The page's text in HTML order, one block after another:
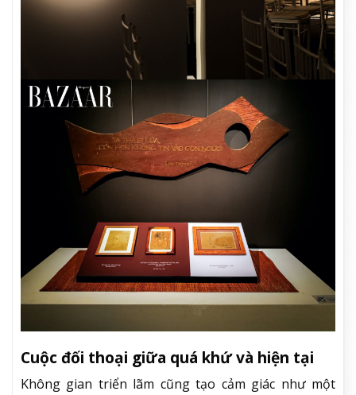
Cuộc đối thoại giữa quá khứ và hiện tại
Không gian triển lãm cũng tạo cảm giác như một